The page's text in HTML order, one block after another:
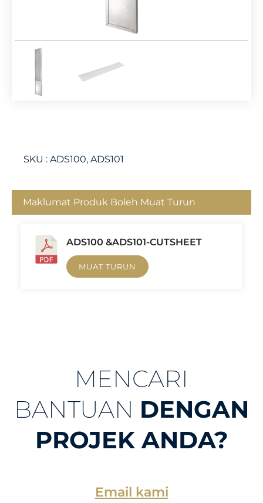
SKU : ADS100, ADS101
Maklumat Produk Boleh Muat Turun
ADS100 &ADS101-CUTSHEET
MUAT TURUN
MENCARI
BANTUAN DENGAN
PROJEK ANDA?
Email kami